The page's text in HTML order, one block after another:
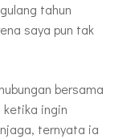
tahun
saya pun tak
bersama
ketika ingin
ternyata ia